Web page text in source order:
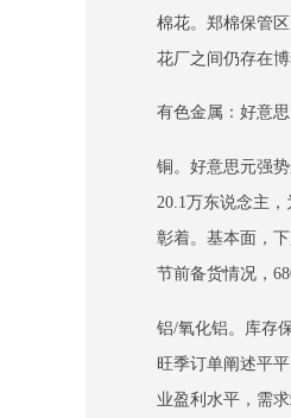
棉花。郑棉保管
花厂之间仍存在
有色金属：好意
铜。好意思元强
20.1万东说念主
彰着。基本面，
节前备货情况，
铝/氧化铝。库存
旺季订单阐述平
业盈利水平，需